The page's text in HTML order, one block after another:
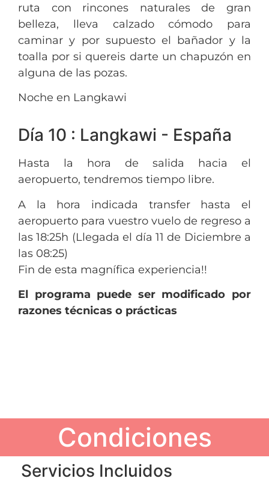
ruta con rincones naturales de gran
belleza, lleva calzado cómodo para
caminar y por supuesto el bañador y la
toalla por si quereis darte un chapuzón en
alguna de las pozas.
Noche en Langkawi
Día 10 : Langkawi - España
Hasta la hora de salida hacia el
aeropuerto, tendremos tiempo libre.
A la hora indicada transfer hasta el
aeropuerto para vuestro vuelo de regreso a
las 18:25h (Llegada el día 11 de Diciembre a
las 08:25)
Fin de esta magnífica experiencia!!
El programa puede ser modificado por
razones técnicas o prácticas
Condiciones
Servicios Incluidos